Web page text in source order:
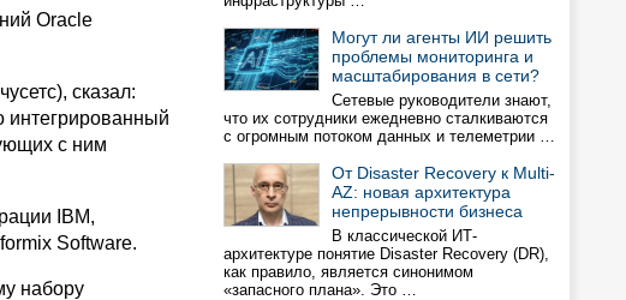
Oracle
сказал:
интегрированный
с ним
IBM,
Software.
набору
Могут ли агенты ИИ решить
проблемы мониторинга и
масштабирования в сети?
Сетевые руководители знают,
что их сотрудники ежедневно сталкиваются
с огромным потоком данных и телеметрии …
От Disaster Recovery к Multi-
AZ: новая архитектура
непрерывности бизнеса
В классической ИТ-
архитектуре понятие Disaster Recovery (DR),
как правило, является синонимом
«запасного плана». Это …